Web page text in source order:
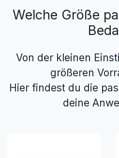
Welche Größe
Von der kleinen
größeren
Hier findest du die
deine